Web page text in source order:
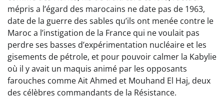
mépris a l’égard des marocains ne date pas de 1963,
date de la guerre des sables qu’ils ont menée contre le
Maroc a l’instigation de la France qui ne voulait pas
perdre ses basses d’expérimentation nucléaire et les
gisements de pétrole, et pour pouvoir calmer la Kabylie
où il y avait un maquis animé par les opposants
farouches comme Ait Ahmed et Mouhand El Haj, deux
des célèbres commandants de la Résistance.